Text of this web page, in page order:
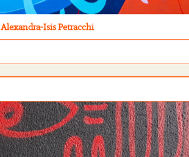
Alexandra-Isis Petracchi